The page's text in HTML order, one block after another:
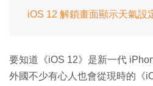
iOS 12 解鎖畫面顯示天氣設
要知道《iOS 12》是新一代
外國不少有心人也會從現時的《